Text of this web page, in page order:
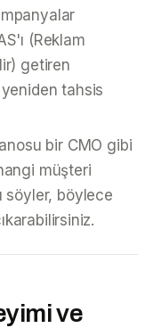
(Reklam
getiren
tahsis
bir CMO gibi
müşteri
söyler, böylece
ve